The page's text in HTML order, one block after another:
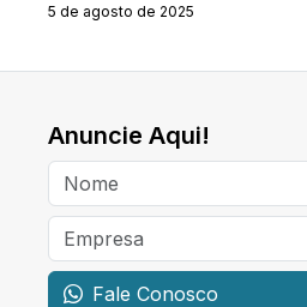
5 de agosto de 2025
Anuncie Aqui!
Fale Conosco